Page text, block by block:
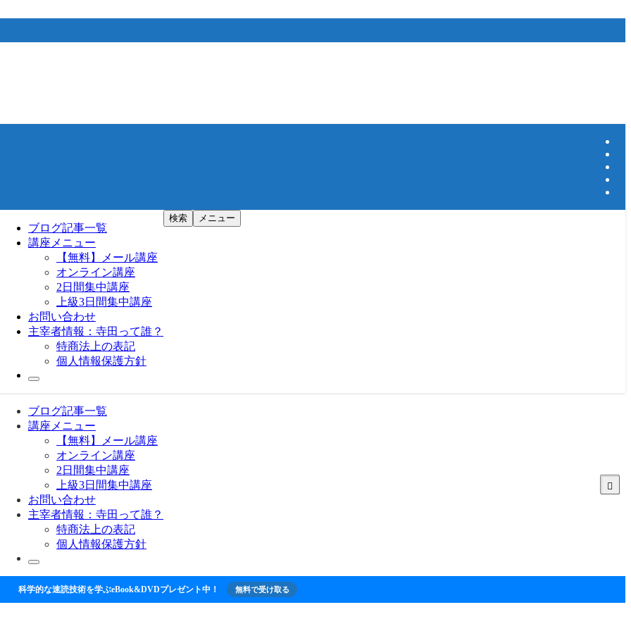
ブログ記事一覧
講座メニュー
【無料】メール講座
オンライン講座
2日間集中講座
上級3日間集中講座
お問い合わせ
主宰者情報：寺田って誰？
特商法上の表記
個人情報保護方針
検索 メニュー
ブログ記事一覧
講座メニュー
【無料】メール講座
オンライン講座
2日間集中講座
上級3日間集中講座
お問い合わせ
主宰者情報：寺田って誰？
特商法上の表記
個人情報保護方針
科学的な速読技術を学ぶeBook&DVDプレゼント中！ 無料で受け取る